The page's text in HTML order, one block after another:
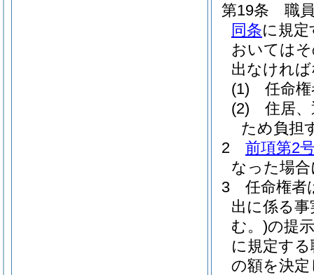
第19条
職
同条に規
おいては
出なけれ
(1)
任命
(2)
住居
ため負担
2
前項第2
なった場
3
任命権者
出に係る
む。)の提
に規定す
の額を決